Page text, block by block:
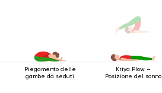
Piegamento delle
gambe da seduti
Kriya Plow –
Posizione del sonno